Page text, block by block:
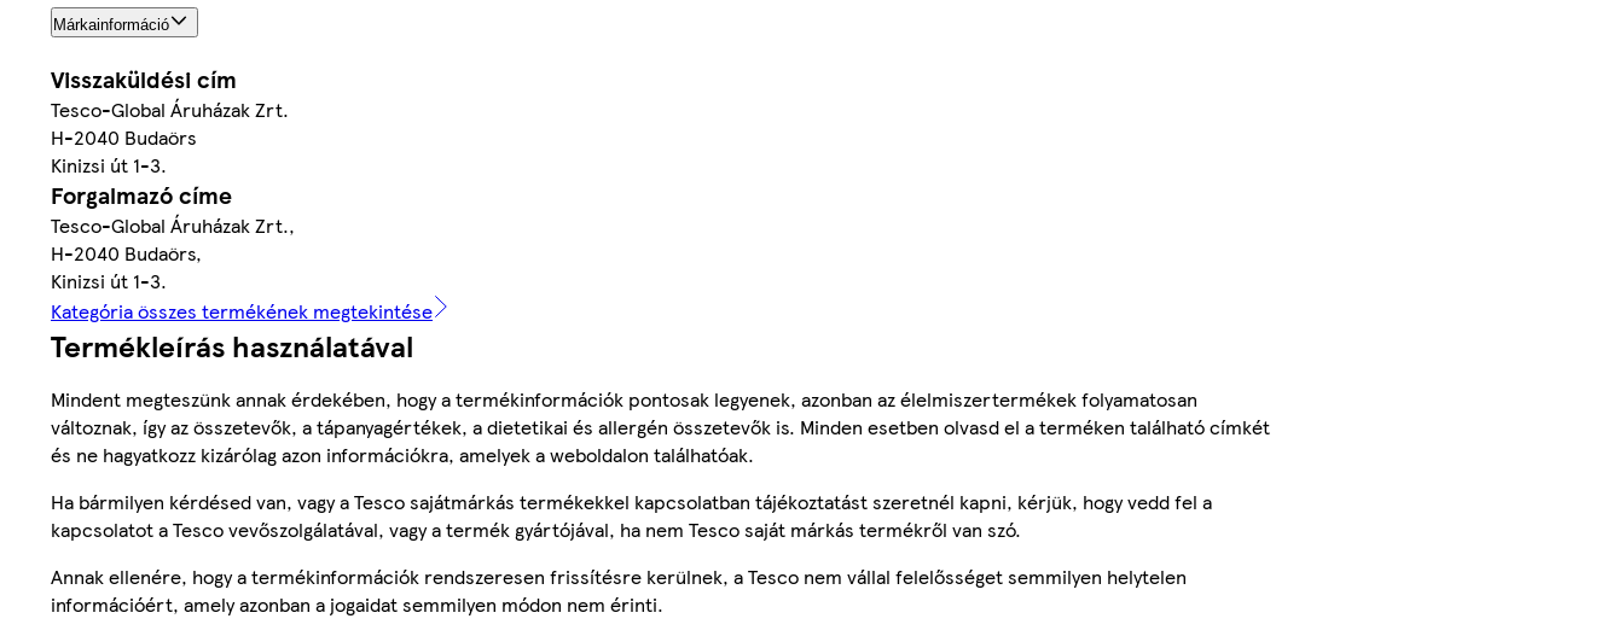
Márkainformáció
Visszaküldési cím
Tesco-Global Áruházak Zrt.
H-2040 Budaörs
Kinizsi út 1-3.
Forgalmazó címe
Tesco-Global Áruházak Zrt.,
H-2040 Budaörs,
Kinizsi út 1-3.
Kategória összes termékének megtekintése
Termékleírás használatával
Mindent megteszünk annak érdekében, hogy a termékinformációk pontosak legyenek, azonban az élelmiszertermékek folyamatosan
változnak, így az összetevők, a tápanyagértékek, a dietetikai és allergén összetevők is. Minden esetben olvasd el a terméken található címkét
és ne hagyatkozz kizárólag azon információkra, amelyek a weboldalon találhatóak.
Ha bármilyen kérdésed van, vagy a Tesco sajátmárkás termékekkel kapcsolatban tájékoztatást szeretnél kapni, kérjük, hogy vedd fel a
kapcsolatot a Tesco vevőszolgálatával, vagy a termék gyártójával, ha nem Tesco saját márkás termékről van szó.
Annak ellenére, hogy a termékinformációk rendszeresen frissítésre kerülnek, a Tesco nem vállal felelősséget semmilyen helytelen
információért, amely azonban a jogaidat semmilyen módon nem érinti.